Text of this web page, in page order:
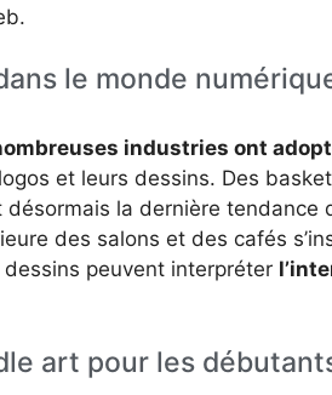
le monde
industries ont
et leurs dessins. Des
désormais la dernière tendance
des salons et des cafés
peuvent interpréter
art pour les